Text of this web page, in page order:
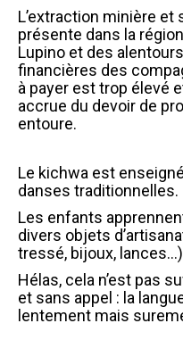
L’extraction minière
présente dans la
Lupino et des
financières des
à payer est trop élevé
accrue du devoir de
entoure.
Le kichwa est
danses traditionnelles.
Les enfants
divers objets
tressé, bijoux, lances…)
Hélas, cela n’est pas
et sans appel : la
lentement mais